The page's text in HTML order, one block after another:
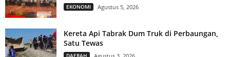
EKONOMI Agustus 5, 2026
Kereta Api Tabrak Dum Truk di Perbaungan,
Satu Tewas
DAERAH